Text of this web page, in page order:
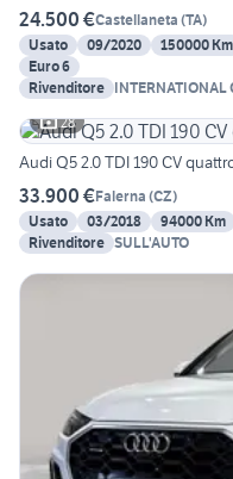
24.500 €Castellaneta (TA)
Usato
09/2020 150000 Km
Euro 6
Rivenditore INTERNATIONAL
28
Audi Q5 2.0 TDI 190 CV
33.900 €Falerna (CZ)
Usato
03/2018 94000 Km
Rivenditore SULL'AUTO